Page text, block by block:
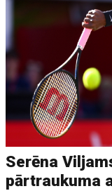
Serēna
pārtraukuma